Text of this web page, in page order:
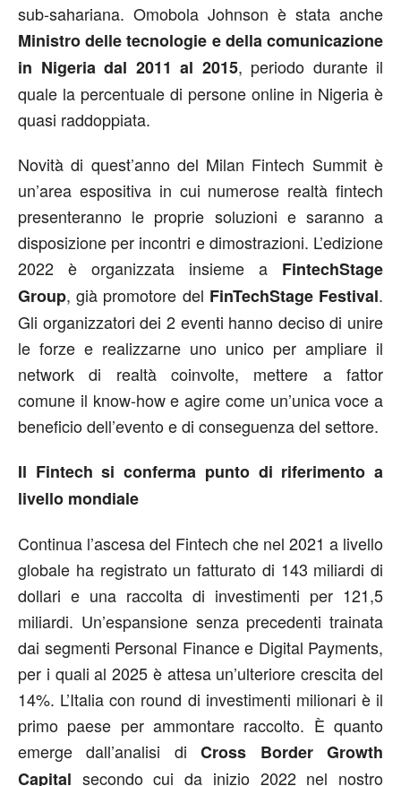
sub-sahariana. Omobola Johnson è stata anche
Ministro delle tecnologie e della comunicazione
in Nigeria dal 2011 al 2015, periodo durante il
quale la percentuale di persone online in Nigeria è
quasi raddoppiata.
Novità di quest’anno del Milan Fintech Summit è
un’area espositiva in cui numerose realtà fintech
presenteranno le proprie soluzioni e saranno a
disposizione per incontri e dimostrazioni. L’edizione
2022 è organizzata insieme a FintechStage
Group, già promotore del FinTechStage Festival.
Gli organizzatori dei 2 eventi hanno deciso di unire
le forze e realizzarne uno unico per ampliare il
network di realtà coinvolte, mettere a fattor
comune il know-how e agire come un’unica voce a
beneficio dell’evento e di conseguenza del settore.
Il Fintech si conferma punto di riferimento a
livello mondiale
Continua l’ascesa del Fintech che nel 2021 a livello
globale ha registrato un fatturato di 143 miliardi di
dollari e una raccolta di investimenti per 121,5
miliardi. Un’espansione senza precedenti trainata
dai segmenti Personal Finance e Digital Payments,
per i quali al 2025 è attesa un’ulteriore crescita del
14%. L’Italia con round di investimenti milionari è il
primo paese per ammontare raccolto. È quanto
emerge dall’analisi diCross Border Growth
Capital secondo cui da inizio 2022 nel nostro